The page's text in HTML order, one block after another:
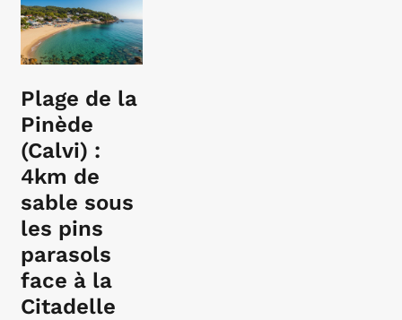
Plage de la
Pinède
(Calvi) :
4km de
sable sous
les pins
parasols
face à la
Citadelle